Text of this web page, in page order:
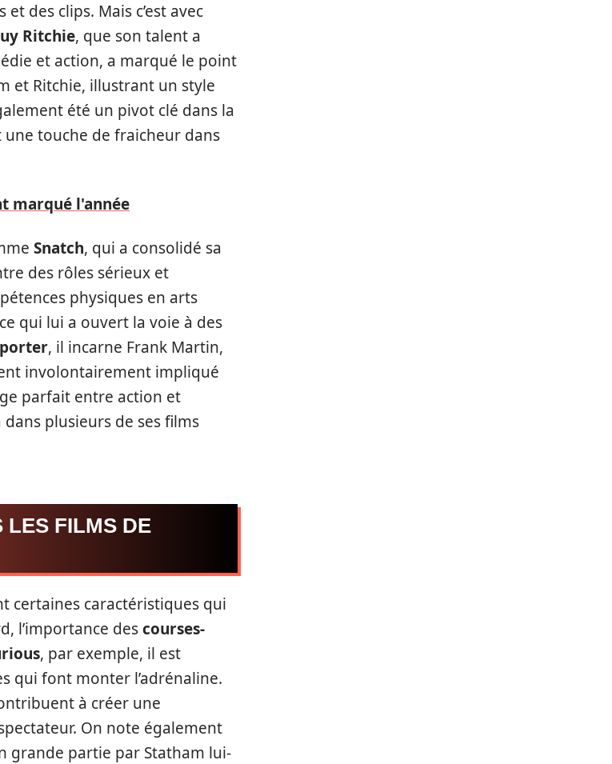
des clips. Mais c’est avec
Ritchie, que son talent a
et action, a marqué le point
et Ritchie, illustrant un style
été un pivot clé dans la
touche de fraicheur dans
marqué l'année
Snatch, qui a consolidé sa
des rôles sérieux et
physiques en arts
qui lui a ouvert la voie à des
, il incarne Frank Martin,
involontairement impliqué
parfait entre action et
plusieurs de ses films
LES FILMS DE
certaines caractéristiques qui
l’importance descourses-
, par exemple, il est
qui font monter l’adrénaline.
à créer une
On note également
grande partie par Statham lui-